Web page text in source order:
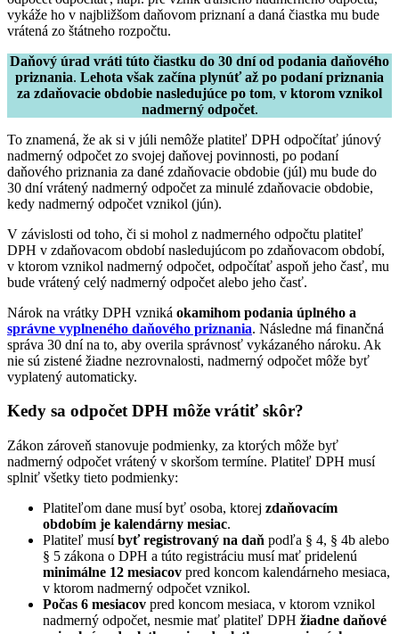
vykáže ho v najbližšom daňovom priznaní a daná čiastka mu bude
vrátená zo štátneho rozpočtu.
Daňový úrad vráti túto čiastku do 30 dní od podania daňového
priznania. Lehota však začína plynúť až po podaní priznania
za zdaňovacie obdobie nasledujúce po tom, v ktorom vznikol
nadmerný odpočet.
To znamená, že ak si v júli nemôže platiteľ DPH odpočítať júnový
nadmerný odpočet zo svojej daňovej povinnosti, po podaní
daňového priznania za dané zdaňovacie obdobie (júl) mu bude do
30 dní vrátený nadmerný odpočet za minulé zdaňovacie obdobie,
kedy nadmerný odpočet vznikol (jún).
V závislosti od toho, či si mohol z nadmerného odpočtu platiteľ
DPH v zdaňovacom období nasledujúcom po zdaňovacom období,
v ktorom vznikol nadmerný odpočet, odpočítať aspoň jeho časť, mu
bude vrátený celý nadmerný odpočet alebo jeho časť.
Nárok na vrátky DPH vzniká okamihom podania úplného a
správne vyplneného daňového priznania. Následne má finančná
správa 30 dní na to, aby overila správnosť vykázaného nároku. Ak
nie sú zistené žiadne nezrovnalosti, nadmerný odpočet môže byť
vyplatený automaticky.
Kedy sa odpočet DPH môže vrátiť skôr?
Zákon zároveň stanovuje podmienky, za ktorých môže byť
nadmerný odpočet vrátený v skoršom termíne. Platiteľ DPH musí
splniť všetky tieto podmienky:
Platiteľom dane musí byť osoba, ktorej zdaňovacím
obdobím je kalendárny mesiac.
Platiteľ musíbyť registrovaný na daň podľa § 4, § 4b alebo
§ 5 zákona o DPH a túto registráciu musí mať pridelenú
minimálne 12 mesiacov pred koncom kalendárneho mesiaca,
v ktorom nadmerný odpočet vznikol.
Počas 6 mesiacov pred koncom mesiaca, v ktorom vznikol
nadmerný odpočet, nesmie mať platiteľ DPH žiadne daňové